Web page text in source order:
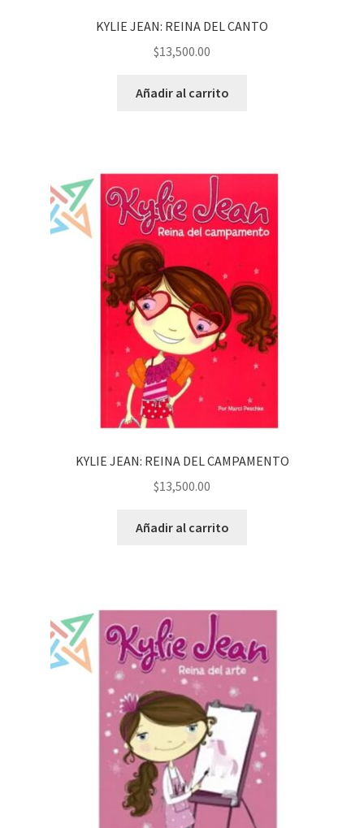
KYLIE JEAN: REINA DEL CANTO
$13,500.00
Añadir al carrito
KYLIE JEAN: REINA DEL CAMPAMENTO
$13,500.00
Añadir al carrito